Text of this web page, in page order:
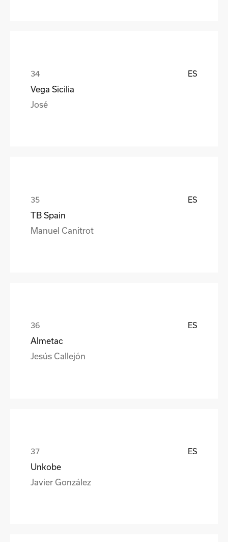
ES
Vega Sicilia
José
ES
TB Spain
Manuel Canitrot
ES
Almetac
Jesús Callejón
ES
Unkobe
Javier González